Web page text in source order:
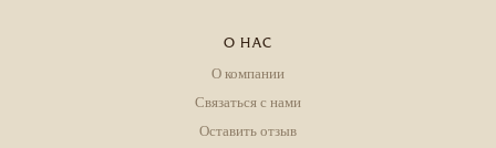
О НАС
О компании
Связаться с нами
Оставить отзыв